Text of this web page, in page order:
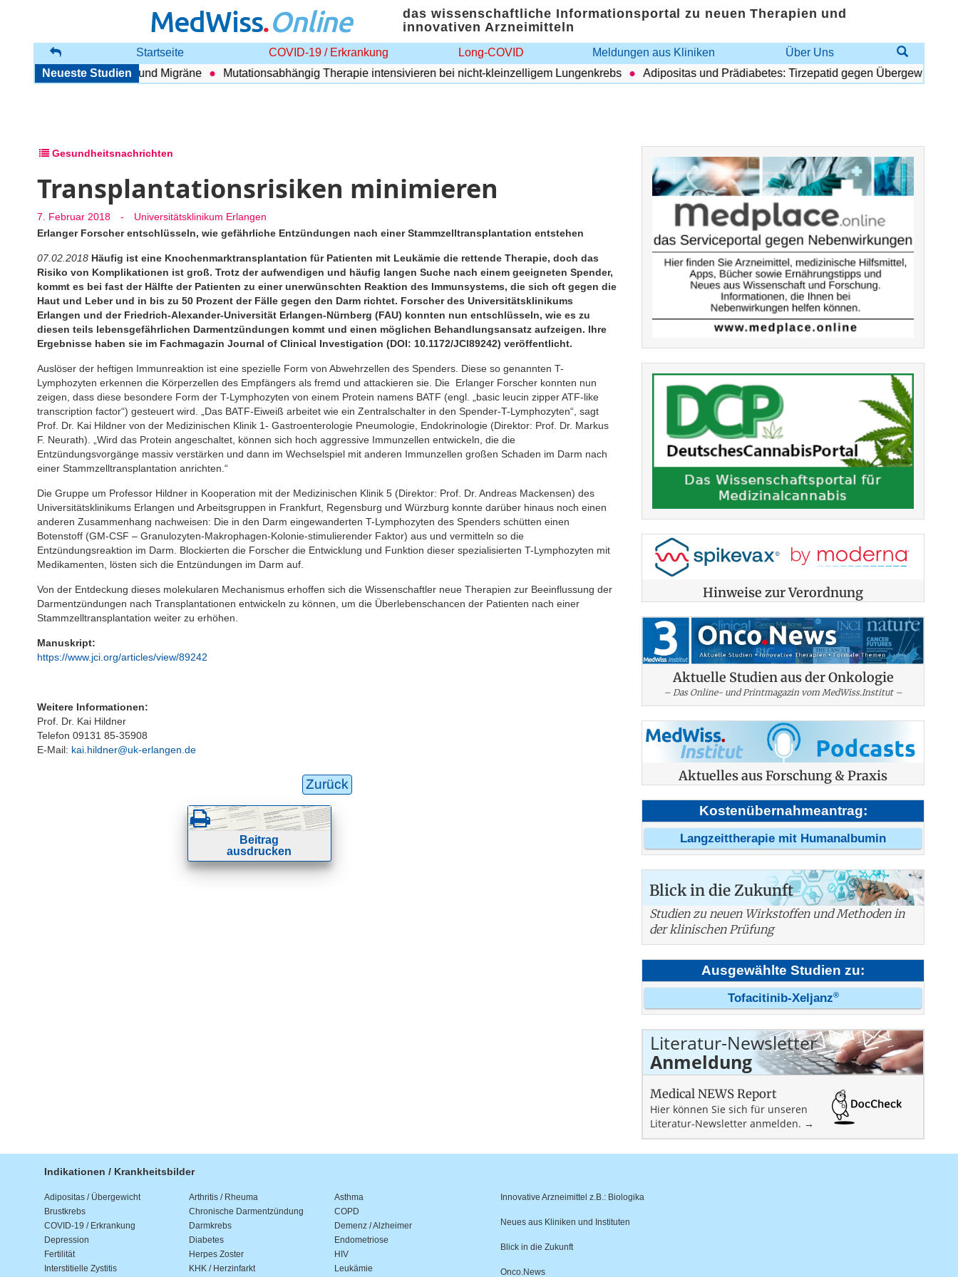
MedWiss.Online
das wissenschaftliche Informationsportal zu neuen Therapien und
innovativen Arzneimitteln
Startseite COVID-19 / Erkrankung Long-COVID Meldungen aus Kliniken
Über Uns
Neueste Studien
zwischen COPD und Migräne Mutationsabhängig Therapie intensivieren bei nicht-kleinzelligem Lungenkrebs Adipositas und Prädiabetes: Tirzepatid gegen Übergewicht und
Gesundheitsnachrichten
Transplantationsrisiken minimieren
7. Februar 2018 -
Universitätsklinikum Erlangen
Erlanger Forscher entschlüsseln, wie gefährliche Entzündungen nach einer Stammzelltransplantation entstehen
07.02.2018 Häufig ist eine Knochenmarktransplantation für Patienten mit Leukämie die rettende Therapie, doch das
Risiko von Komplikationen ist groß. Trotz der aufwendigen und häufig langen Suche nach einem geeigneten Spender,
kommt es bei fast der Hälfte der Patienten zu einer unerwünschten Reaktion des Immunsystems, die sich oft gegen die
Haut und Leber und in bis zu 50 Prozent der Fälle gegen den Darm richtet. Forscher des Universitätsklinikums
Erlangen und der Friedrich-Alexander-Universität Erlangen-Nürnberg (FAU) konnten nun entschlüsseln, wie es zu
diesen teils lebensgefährlichen Darmentzündungen kommt und einen möglichen Behandlungsansatz aufzeigen. Ihre
Ergebnisse haben sie im Fachmagazin Journal of Clinical Investigation (DOI: 10.1172/JCI89242) veröffentlicht.
Auslöser der heftigen Immunreaktion ist eine spezielle Form von Abwehrzellen des Spenders. Diese so genannten T-
Lymphozyten erkennen die Körperzellen des Empfängers als fremd und attackieren sie. Die Erlanger Forscher konnten nun
zeigen, dass diese besondere Form der T-Lymphozyten von einem Protein namens BATF (engl. „basic leucin zipper ATF-like
transcription factor“) gesteuert wird. „Das BATF-Eiweiß arbeitet wie ein Zentralschalter in den Spender-T-Lymphozyten“, sagt
Prof. Dr. Kai Hildner von der Medizinischen Klinik 1- Gastroenterologie Pneumologie, Endokrinologie (Direktor: Prof. Dr. Markus
F. Neurath). „Wird das Protein angeschaltet, können sich hoch aggressive Immunzellen entwickeln, die die
Entzündungsvorgänge massiv verstärken und dann im Wechselspiel mit anderen Immunzellen großen Schaden im Darm nach
einer Stammzelltransplantation anrichten.“
Die Gruppe um Professor Hildner in Kooperation mit der Medizinischen Klinik 5 (Direktor: Prof. Dr. Andreas Mackensen) des
Universitätsklinikums Erlangen und Arbeitsgruppen in Frankfurt, Regensburg und Würzburg konnte darüber hinaus noch einen
anderen Zusammenhang nachweisen: Die in den Darm eingewanderten T-Lymphozyten des Spenders schütten einen
Botenstoff (GM-CSF – Granulozyten-Makrophagen-Kolonie-stimulierender Faktor) aus und vermitteln so die
Entzündungsreaktion im Darm. Blockierten die Forscher die Entwicklung und Funktion dieser spezialisierten T-Lymphozyten mit
Medikamenten, lösten sich die Entzündungen im Darm auf.
Von der Entdeckung dieses molekularen Mechanismus erhoffen sich die Wissenschaftler neue Therapien zur Beeinflussung der
Darmentzündungen nach Transplantationen entwickeln zu können, um die Überlebenschancen der Patienten nach einer
Stammzelltransplantation weiter zu erhöhen.
Manuskript:
https://www.jci.org/articles/view/89242
Weitere Informationen:
Prof. Dr. Kai Hildner
Telefon 09131 85-35908
E-Mail: kai.hildner@uk-erlangen.de
Zurück
Beitrag
ausdrucken
Hinweise zur Verordnung
Aktuelle Studien aus der Onkologie
– Das Online- und Printmagazin vom MedWiss.Institut –
Aktuelles aus Forschung & Praxis
Kostenübernahmeantrag:
Langzeittherapie mit Humanalbumin
Blick in die Zukunft
Studien zu neuen Wirkstoffen und Methoden in
der klinischen Prüfung
Ausgewählte Studien zu:
Tofacitinib-Xeljanz®
Literatur-Newsletter
Anmeldung
Medical NEWS Report
Hier können Sie sich für unseren
Literatur-Newsletter anmelden. →
Indikationen / Krankheitsbilder
Adipositas / Übergewicht Arthritis / Rheuma
Asthma
Brustkrebs
Chronische Darmentzündung
COPD
COVID-19 / Erkrankung
Darmkrebs
Demenz / Alzheimer
Depression
Diabetes
Endometriose
Fertilität
Herpes Zoster
HIV
Interstitielle Zystitis
KHK / Herzinfarkt Leukämie
Innovative Arzneimittel z.B.: Biologika
Neues aus Kliniken und Instituten
Blick in die Zukunft
Onco.News